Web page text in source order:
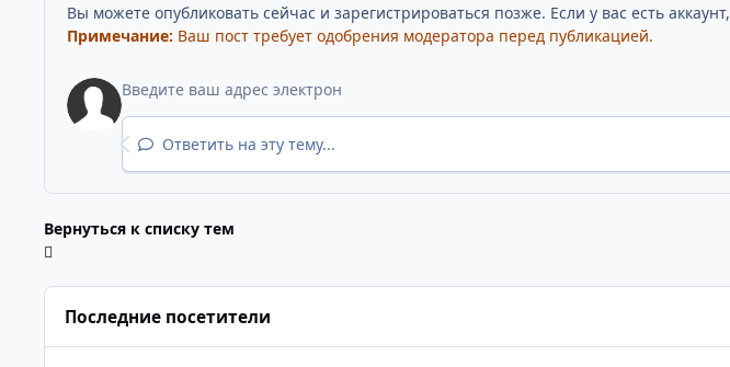
Вы можете опубликовать сейчас и зарегистрироваться позже. Если у вас есть аккаунт,
Примечание: Ваш пост требует одобрения модератора перед публикацией.
Ответить на эту тему...
Вернуться к списку тем
Последние посетители